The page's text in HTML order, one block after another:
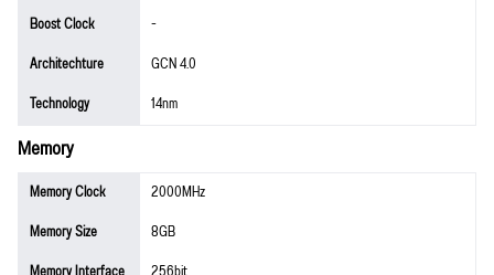
Boost Clock
-
Architechture
GCN 4.0
Technology
14nm
Memory
Memory Clock
2000MHz
Memory Size
8GB